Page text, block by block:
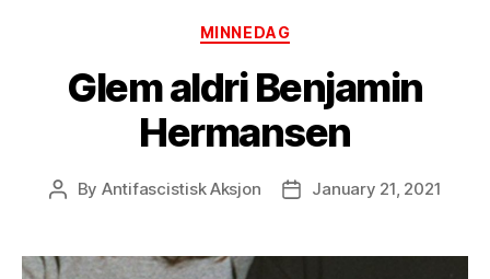
Categories
MINNEDAG
Glem aldri Benjamin
Hermansen
Post
By Antifascistisk Aksjon
PostJanuary 21, 2021